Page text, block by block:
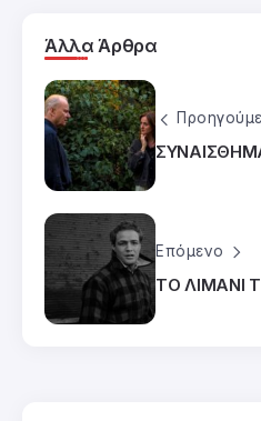
Άλλα Άρθρα
Επόμενο
ΤΟ ΛΙΜΑΝΙ